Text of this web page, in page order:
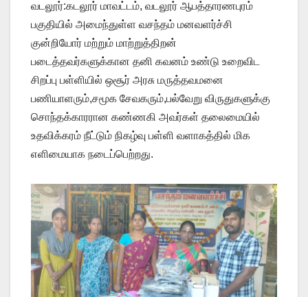
வடலூர்:கடலூர் மாவட்டம், வடலூர் ஆபத்தாரணபுரம்
பகுதியில் அமைந்துள்ள வசந்தம் மனவளர்ச்சி
குன்றியோர் மற்றும் மாற்றுத்திறன்
படைத்தவர்களுக்கான தனி கவனம் உண்டு உறைவிட
சிறப்பு பள்ளியில் ஒசூர் அரசு மருத்தவமனை
பணியாளரும்,சமூக சேவகரும்,பல்வேறு விருதுகளுக்கு
சொந்தக்காரரான கண்ணகி அவர்கள் தலைமையில்
உதவிக்கரம் நீட்டும் நிகழ்வு பள்ளி வளாகத்தில் மிக
எளிமையாக நடைப்பெற்றது.